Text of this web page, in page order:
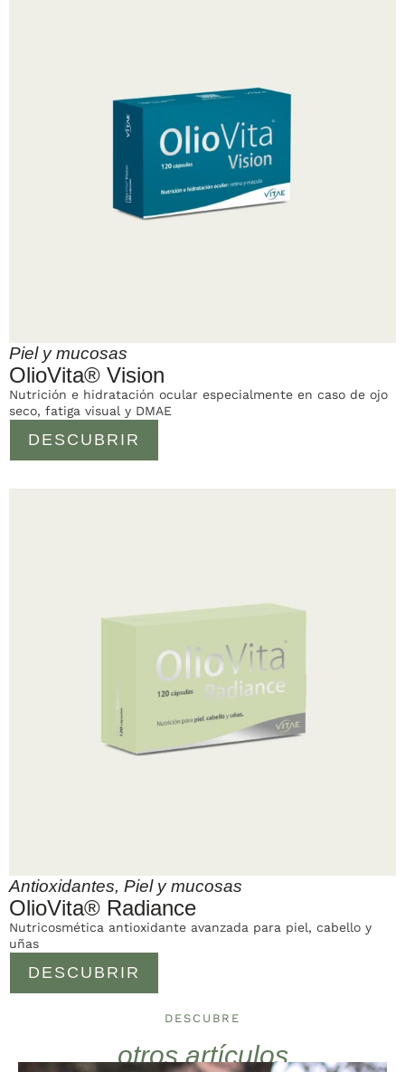
Piel y mucosas
OlioVita® Vision
DESCUBRIR
Nutrición e hidratación ocular especialmente en caso de ojo
seco, fatiga visual y DMAE
Antioxidantes, Piel y mucosas
OlioVita® Radiance
DESCUBRIR
Nutricosmética antioxidante avanzada para piel, cabello y
uñas
DESCUBRE
otros artículos